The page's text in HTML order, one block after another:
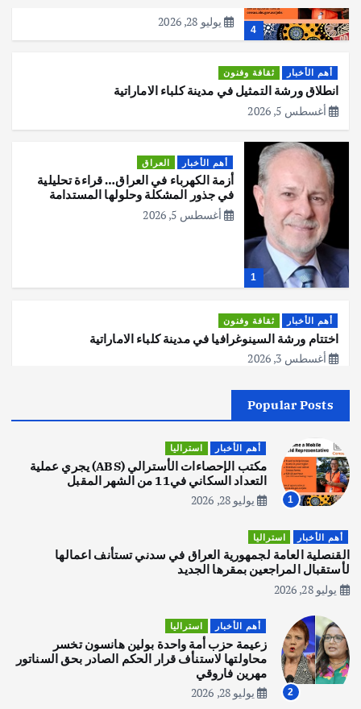
4
يوليو 28, 2026
أهم الأخبار ثقافة وفنون
انطلاق ورشة التمثيل في مدينة كلباء الاماراتية
أغسطس 5, 2026
1
أهم الأخبار العراق
أزمة الكهرباء في العراق… قراءة تحليلية
في جذور المشكلة وحلولها المستدامة
أغسطس 5, 2026
أهم الأخبار ثقافة وفنون
اختتام ورشة السينوغرافيا في مدينة كلباء الاماراتية
أغسطس 3, 2026
2
اصبح بطلاً لأستراليا بلعبة كمال الاجسام
يوليو 30, 2026
3
يوليو 30, 2026
4
المقبل
يوليو 28, 2026
Popular Posts
1
أهم الأخبار استراليا
مكتب الإحصاءات الأسترالي (ABS) يجري عملية
التعداد السكاني في11 من الشهر المقبل
يوليو 28, 2026
أهم الأخبار استراليا
القنصلية العامة لجمهورية العراق في سدني تستأنف اعمالها
لأستقبال المراجعين بمقرها الجديد
يوليو 28, 2026
2
أهم الأخبار استراليا
زعيمة حزب أمة واحدة بولين هانسون تخسر
محاولتها لاستنأف قرار الحكم الصادر بحق السناتور
مهرين فاروقي
يوليو 28, 2026